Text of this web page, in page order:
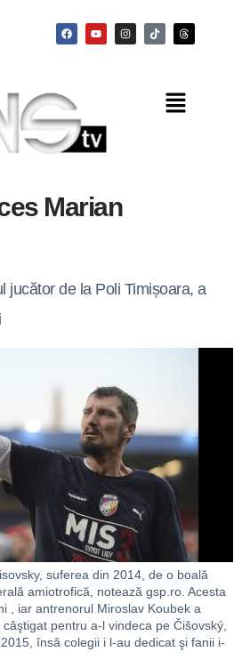
Marian
jucător de la Poli Timișoara, a
suferea din 2014, de o boală
amiotrofică, notează gsp.ro. Acesta
, iar antrenorul Miroslav Koubek a
pentru a-l vindeca pe Čišovský,
însă colegii i l-au dedicat şi fanii i-